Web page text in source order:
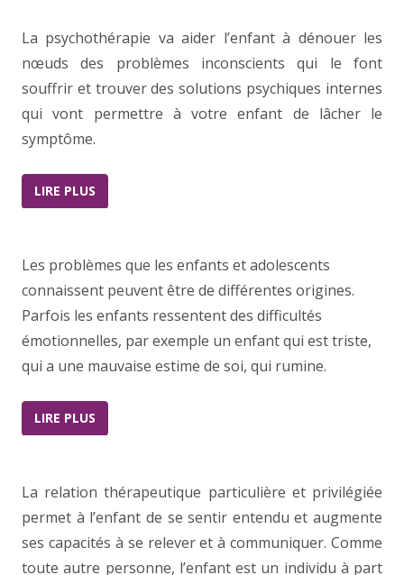
La psychothérapie va aider l’enfant à dénouer les
nœuds des problèmes inconscients qui le font
souffrir et trouver des solutions psychiques internes
qui vont permettre à votre enfant de lâcher le
symptôme.
LIRE PLUS
Les problèmes que les enfants et adolescents
connaissent peuvent être de différentes origines.
Parfois les enfants ressentent des difficultés
émotionnelles, par exemple un enfant qui est triste,
qui a une mauvaise estime de soi, qui rumine.
LIRE PLUS
La relation thérapeutique particulière et privilégiée
permet à l’enfant de se sentir entendu et augmente
ses capacités à se relever et à communiquer. Comme
toute autre personne, l’enfant est un individu à part